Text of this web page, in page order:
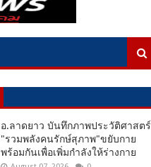
อ.ลาดยาว บันทึกภาพประวัติศาสตร์
"รวมพลังคนรักษ์สุภาพ"ขยับกาย
พร้อมกันเพื่อเพิ่มกำลังให้ร่างกาย